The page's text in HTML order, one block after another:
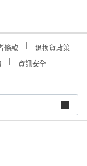
條款
退換貨政策
資訊安全